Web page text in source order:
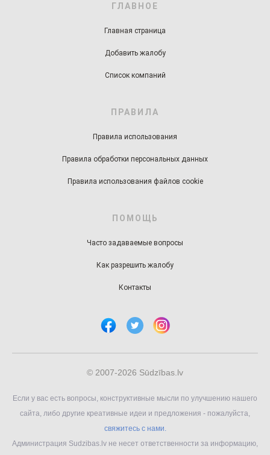
ГЛАВНОЕ
Главная страница
Добавить жалобу
Список компаний
ПРАВИЛА
Правила использования
Правила обработки персональных данных
Правила использования файлов cookie
ПОМОЩЬ
Часто задаваемые вопросы
Как разрешить жалобу
Контакты
© 2007-2026 Sūdzības.lv
Если у вас есть вопросы, конструктивные мысли по улучшению нашего
сайта, либо другие креативные идеи и предложения - пожалуйста,
свяжитесь с нами.
Администрация Sudzibas.lv не несет ответственности за информацию,